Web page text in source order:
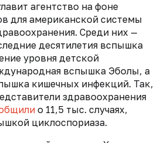
агентство на фоне
для американской системы
Среди них —
десятилетия вспышка
уровня детской
вспышка Эболы, а
кишечных инфекций. Так,
здравоохранения
о 11,5 тыс. случаях,
циклоспориаза.